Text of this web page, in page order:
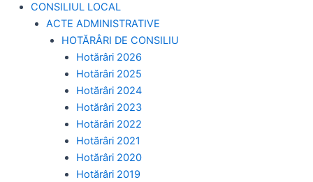
CONSILIUL LOCAL
ACTE ADMINISTRATIVE
HOTĂRÂRI DE CONSILIU
Hotărâri 2026
Hotărâri 2025
Hotărâri 2024
Hotărâri 2023
Hotărâri 2022
Hotărâri 2021
Hotărâri 2020
Hotărâri 2019